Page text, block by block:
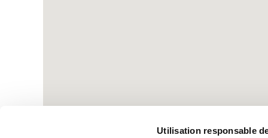
Utilisation responsable